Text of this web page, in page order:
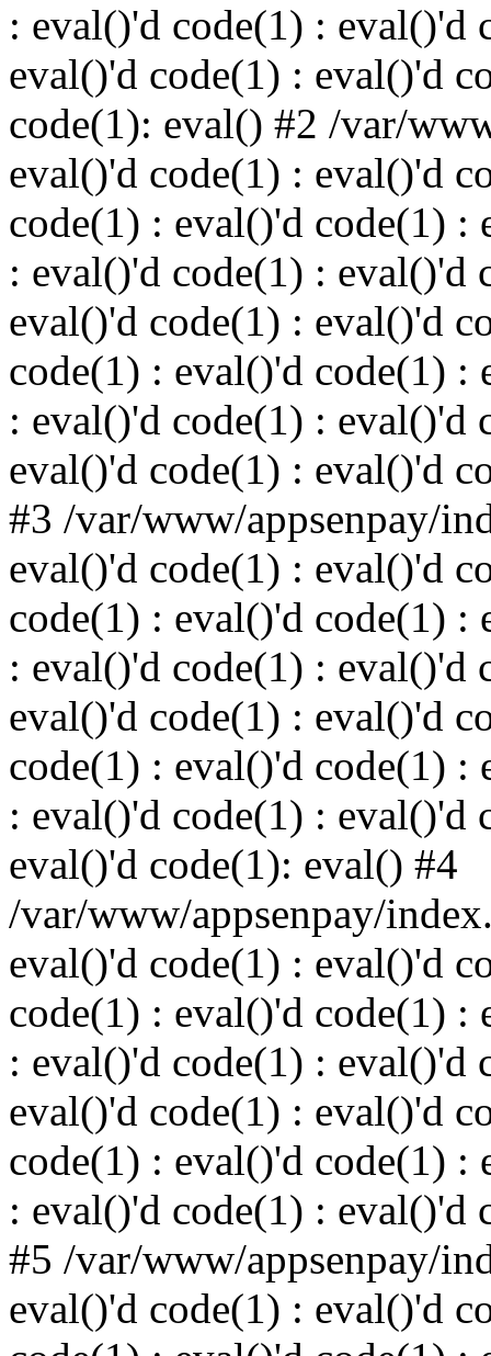
: eval()'d code(1) : eval()'d
eval()'d code(1) : eval()'d
code(1): eval() #2 /var/
eval()'d code(1) : eval()'d
code(1) : eval()'d code(1) :
: eval()'d code(1) : eval()'d
eval()'d code(1) : eval()'d
code(1) : eval()'d code(1) :
: eval()'d code(1) : eval()'d
eval()'d code(1) : eval()'d
#3 /var/www/appsenpay/
eval()'d code(1) : eval()'d
code(1) : eval()'d code(1) :
: eval()'d code(1) : eval()'d
eval()'d code(1) : eval()'d
code(1) : eval()'d code(1) :
: eval()'d code(1) : eval()'d
eval()'d code(1): eval() #4
/var/www/appsenpay/
eval()'d code(1) : eval()'d
code(1) : eval()'d code(1) :
: eval()'d code(1) : eval()'d
eval()'d code(1) : eval()'d
code(1) : eval()'d code(1) :
: eval()'d code(1) : eval()'d
#5 /var/www/appsenpay/
eval()'d code(1) : eval()'d